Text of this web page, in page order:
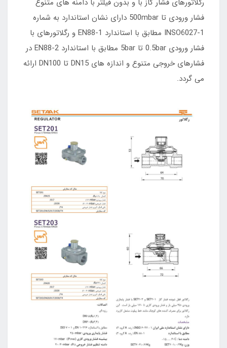
فشار ورودی تا 500mbar دارای نشان استاندارد به شماره
INSO6027-1 مطابق با استاندارد EN88-1 و رگلاتورهای با
فشار ورودی 0.5bar تا 5bar مطابق با استاندارد EN88-2 در
فشارهای خروجی متنوع و اندازه های DN15 تا DN100 ارائه
می گردد.